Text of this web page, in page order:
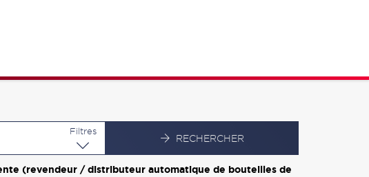
Filtres
RECHERCHER
(revendeur / distributeur automatique de bouteilles de